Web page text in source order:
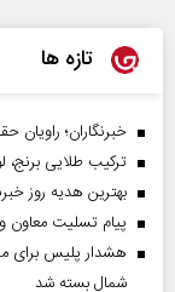
تازه ها
خبرنگاران؛
ترکیب طلایی
بهترین هدیه روز
پیام تسلیت معاون
هشدار پلیس برای
شمال بسته شد